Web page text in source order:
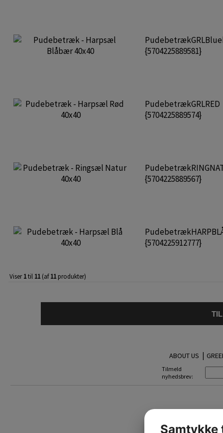
{5704225889581}
PudebetrækGRLRED
{5704225889574}
{5704225889567}
{5704225912777}
Viser1til 11(af11produkter)
ABOUT US |
Tilmeld
nyhedsbrev: